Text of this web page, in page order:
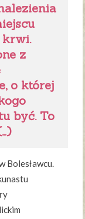
krwi.
z
o której
być. To
Bolesławcu.